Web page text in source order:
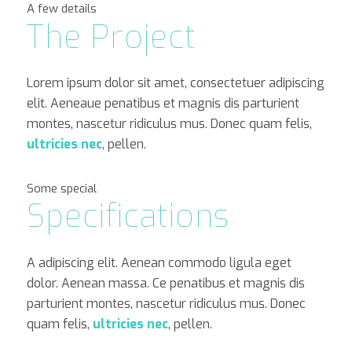
A few details
The Project
Lorem ipsum dolor sit amet, consectetuer adipiscing
elit. Aeneaue penatibus et magnis dis parturient
montes, nascetur ridiculus mus. Donec quam felis,
ultricies nec, pellen.
Some special
Specifications
A adipiscing elit. Aenean commodo ligula eget
dolor. Aenean massa. Ce penatibus et magnis dis
parturient montes, nascetur ridiculus mus. Donec
quam felis, ultricies nec, pellen.